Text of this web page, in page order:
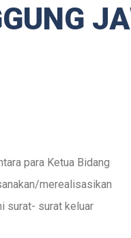
para Ketua Bidang
merealisasikan
surat- surat keluar